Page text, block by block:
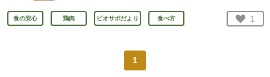
食の安心 鶏肉 ビオサポだより 食べ方 お気
1
人
1